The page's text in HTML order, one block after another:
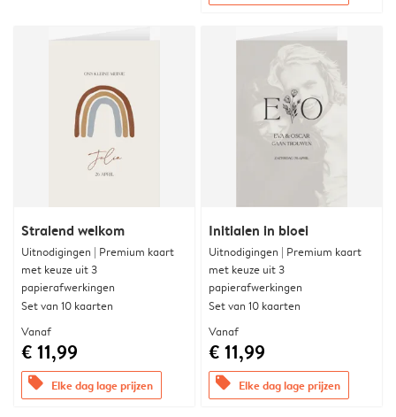
Stralend welkom
Uitnodigingen | Premium kaart
met keuze uit 3
papierafwerkingen
Set van 10 kaarten
Vanaf
€ 11,99
offers Elke dag lage prijzen
Initialen in bloei
Uitnodigingen | Premium kaart
met keuze uit 3
papierafwerkingen
Set van 10 kaarten
Vanaf
€ 11,99
offers Elke dag lage prijzen